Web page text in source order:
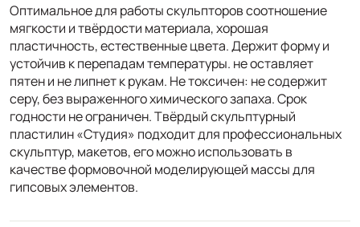
Оптимальное для работы скульпторов соотношение
мягкости и твёрдости материала, хорошая
пластичность, естественные цвета. Держит форму и
устойчив к перепадам температуры. не оставляет
пятен и не липнет к рукам. Не токсичен: не содержит
серу, без выраженного химического запаха. Срок
годности не ограничен. Твёрдый скульптурный
пластилин «Студия» подходит для профессиональных
скульптур, макетов, его можно использовать в
качестве формовочной моделирующей массы для
гипсовых элементов.